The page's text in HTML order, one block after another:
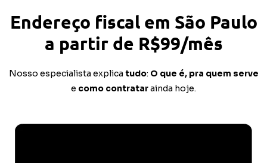
Endereço fiscal em São Paulo
a partir de R$99/mês
Nosso especialista explica tudo: O que é, pra quem serve
e como contratarainda hoje.